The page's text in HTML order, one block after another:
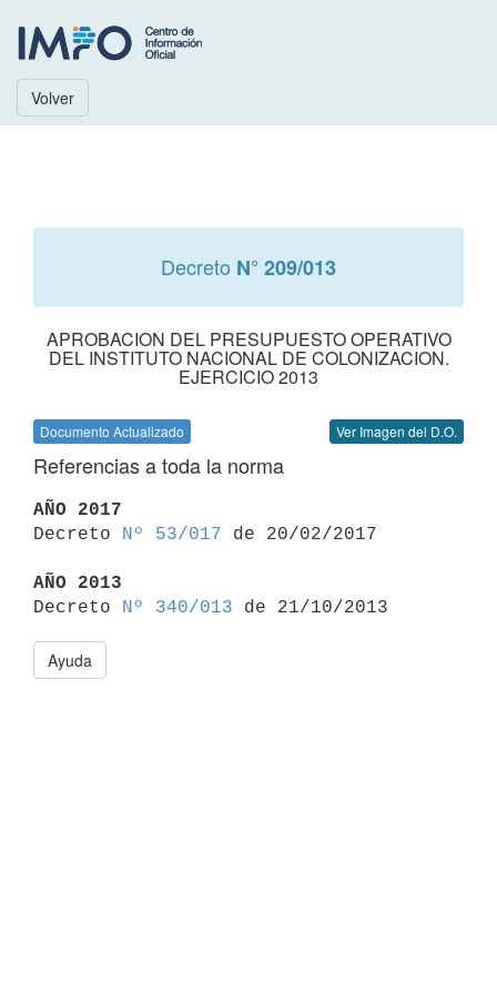
Volver
Decreto N° 209/013
APROBACION DEL PRESUPUESTO OPERATIVO
DEL INSTITUTO NACIONAL DE COLONIZACION.
EJERCICIO 2013
Documento Actualizado Ver Imagen del D.O.
Referencias a toda la norma
AÑO 2017
Decreto
Nº 53/017 de 20/02/2017
AÑO 2013
Decreto
Nº 340/013
Ayuda